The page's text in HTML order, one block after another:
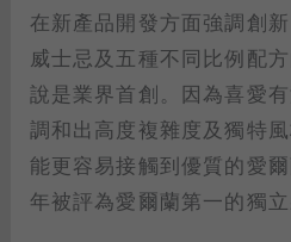
在新產品開發方面強調創
威士忌及五種不同比例配
說是業界首創。因為喜愛
調和出高度複雜度及獨特
能更容易接觸到優質的愛
年被評為愛爾蘭第一的獨立